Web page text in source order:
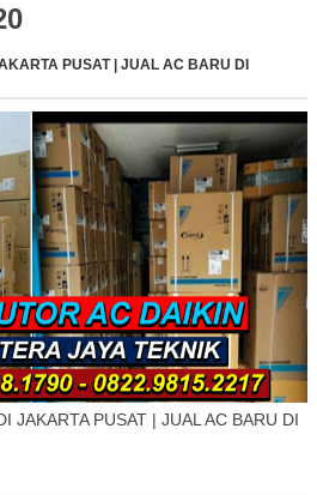
PUSAT | JUAL AC BARU DI
JAKARTA PUSAT | JUAL AC BARU DI